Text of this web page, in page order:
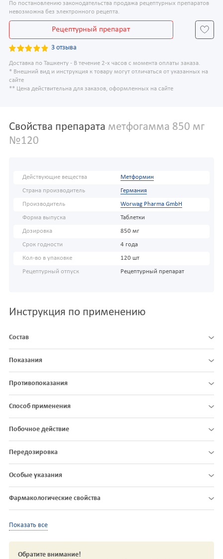
По постановлению законодательства продажа рецептурных препаратов
невозможна без электронного рецепта.
Рецептурный препарат
3 отзыва
Доставка по Ташкенту - В течение 2-х часов с момента оплаты заказа.
* Внешний вид и инструкция к товару могут отличаться от указанных на
сайте
** Цена действительна для заказов, оформленных на сайте
Свойства препарата метфогамма 850 мг
№120
Действующие вещества Метформин
Страна производитель Германия
Производитель Worwag Pharma GmbH
Форма выпуска Таблетки
Дозировка 850 мг
Срок годности 4 года
Кол-во в упаковке 120 шт
Рецептурный отпуск Рецептурный препарат
Инструкция по применению
Состав
Показания
Противопоказания
Способ применения
Побочное действие
Передозировка
Особые указания
Фармакологические свойства
Показать все
Обратите внимание!